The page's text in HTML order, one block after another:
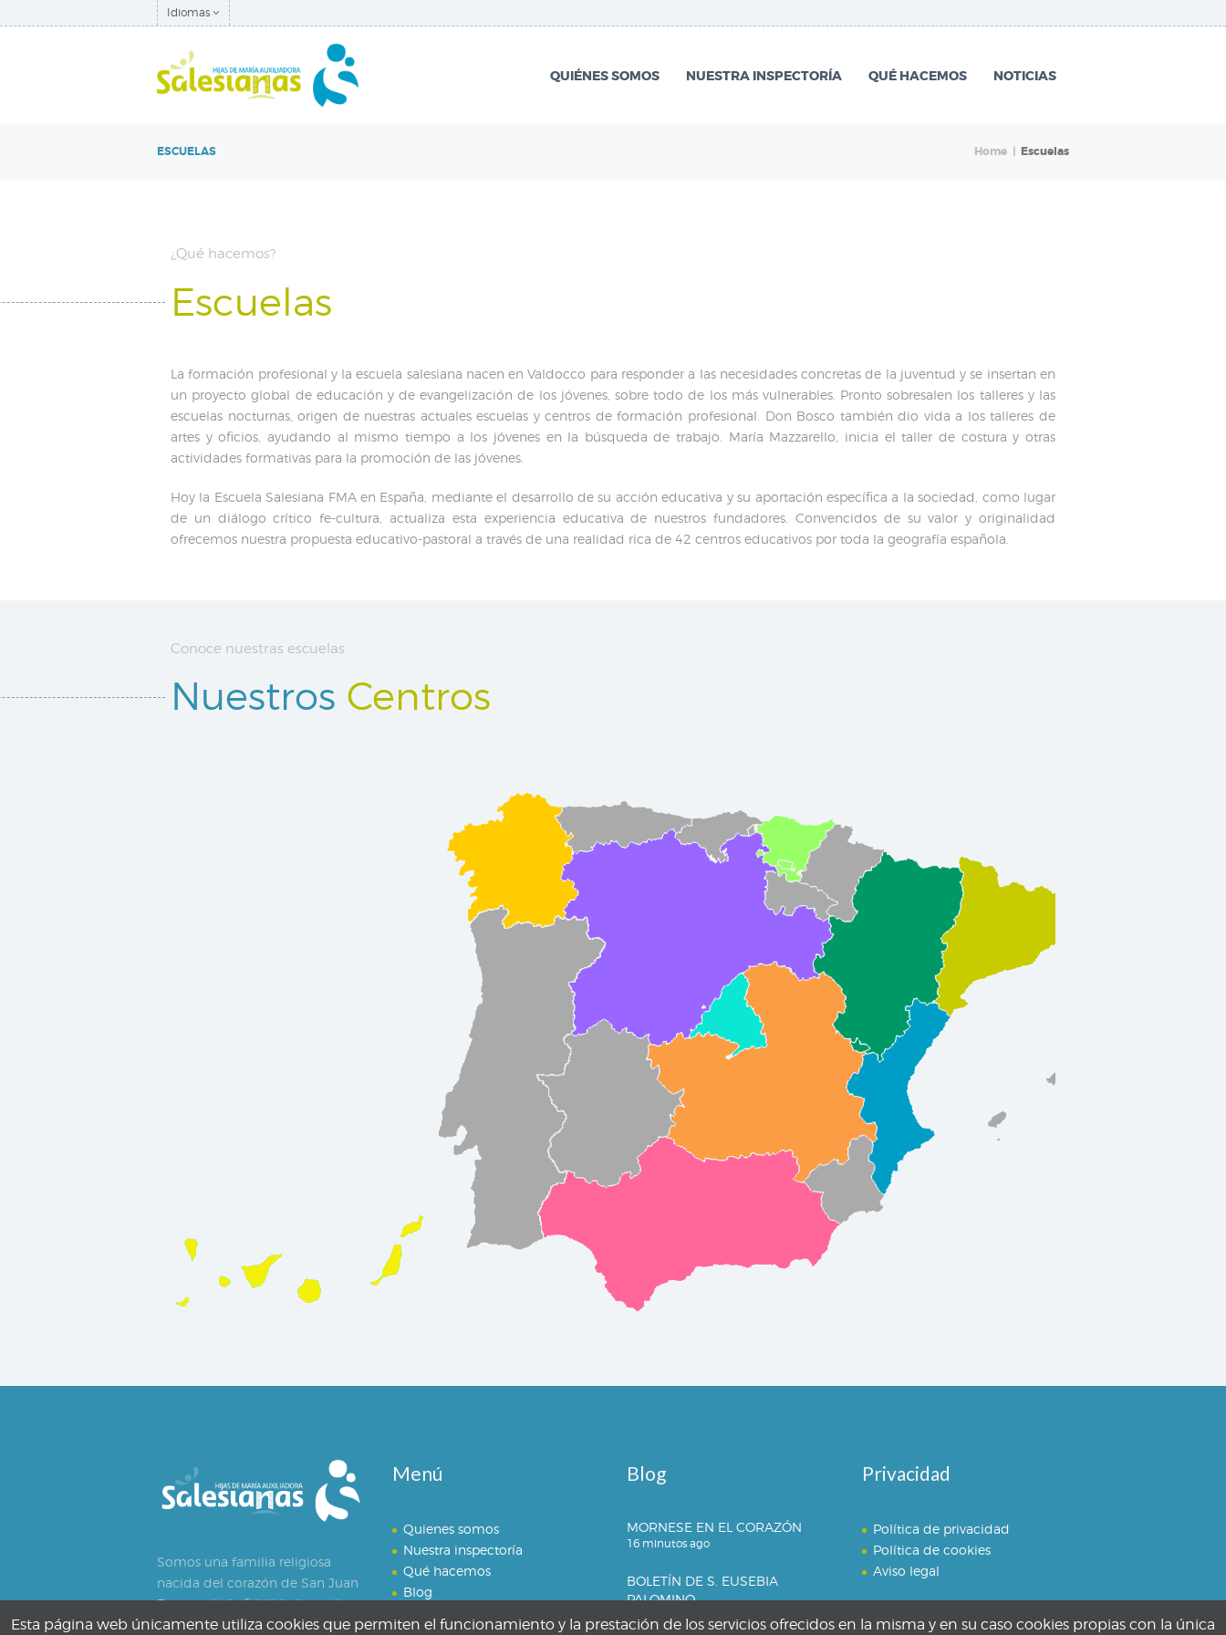
Idiomas
QUIÉNES SOMOS NUESTRA INSPECTORÍA QUÉ HACEMOS NOTICIAS
ESCUELAS Home Escuelas
QUIÉNES SOMOS
NUESTRA
¿Qué hacemos?
Escuelas
La formación profesional y la escuela salesiana nacen en Valdocco para responder a las necesidades concretas de la juventud y se insertan en
un proyecto global de educación y de evangelización de los jóvenes, sobre todo de los más vulnerables. Pronto sobresalen los talleres y las
escuelas nocturnas, origen de nuestras actuales escuelas y centros de formación profesional. Don Bosco también dio vida a los talleres de
artes y oficios, ayudando al mismo tiempo a los jóvenes en la búsqueda de trabajo. María Mazzarello, inicia el taller de costura y otras
actividades formativas para la promoción de las jóvenes.
Hoy la Escuela Salesiana FMA en España, mediante el desarrollo de su acción educativa y su aportación específica a la sociedad, como lugar
de un diálogo crítico fe-cultura, actualiza esta experiencia educativa de nuestros fundadores. Convencidos de su valor y originalidad
ofrecemos nuestra propuesta educativo-pastoral a través de una realidad rica de 42 centros educativos por toda la geografía española.
Conoce nuestras escuelas
Nuestros Centros
Somos una familia religiosa
nacida del corazón de San Juan
Bosco y de la fidelidad creativa
de Santa María Mazzarello.
Menú
Quienes somos
Nuestra inspectoría
Qué hacemos
Blog
Blog
MORNESE EN EL CORAZÓN
16 minutos ago
BOLETÍN DE S. EUSEBIA
PALOMINO
Privacidad
Política de privacidad
Política de cookies
Aviso legal
Esta página web únicamente utiliza cookies que permiten el funcionamiento y la prestación de los servicios ofrecidos en la misma y en su caso cookies propias con la única